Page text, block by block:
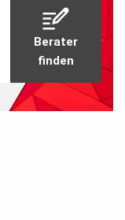
Berater
finden